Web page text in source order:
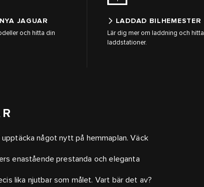
JAGUAR
och hitta din
LADDAD BILHEMESTER
Lär dig mer om laddning och hitta
laddstationer.
något nytt på hemmaplan. Väck
enastående prestanda och eleganta
lika njutbar som målet. Vart bär det av?